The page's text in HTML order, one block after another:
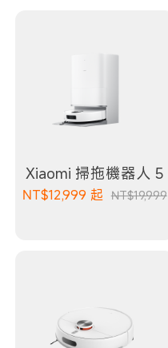
Xiaomi 掃拖機器人 5
NT$12,999 起 NT$19,999